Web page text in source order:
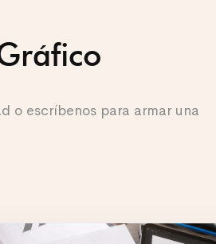
o escríbenos para armar una